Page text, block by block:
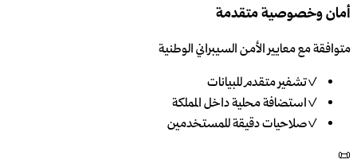
أمان وخصوصية متقدمة
متوافقة مع معايير الأمن السيبراني الوطنية
✓تشفير متقدم للبيانات
✓استضافة محلية داخل المملكة
✓صلاحيات دقيقة للمستخدمين
📜